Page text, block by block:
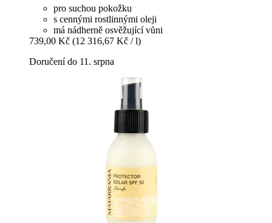
pro suchou pokožku
s cennými rostlinnými oleji
má nádherně osvěžující vůni
739,00 Kč (12 316,67 Kč / l)
Doručení do 11. srpna